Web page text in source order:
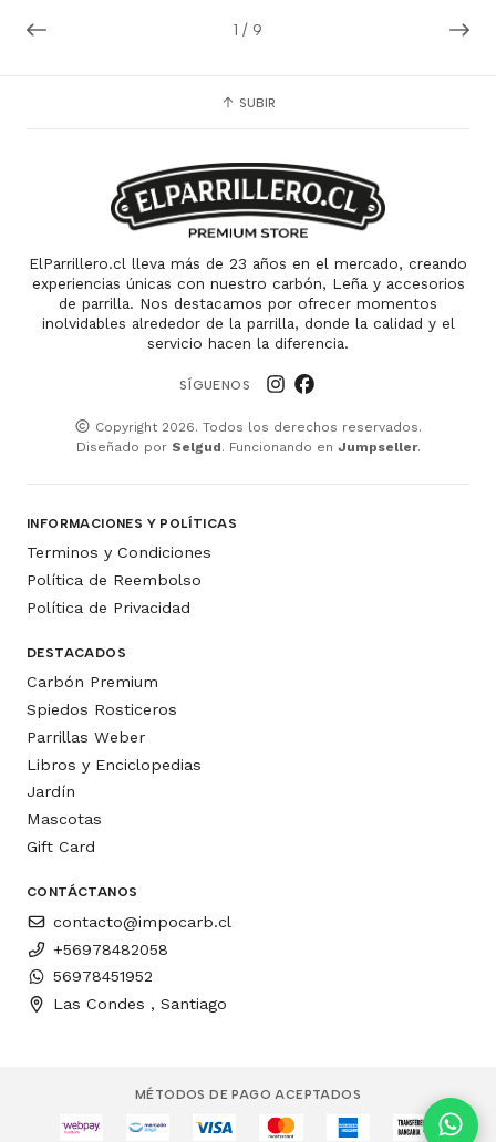
1 / 9
SUBIR
ElParrillero.cl lleva más de 23 años en el mercado, creando
experiencias únicas con nuestro carbón, Leña y accesorios
de parrilla. Nos destacamos por ofrecer momentos
inolvidables alrededor de la parrilla, donde la calidad y el
servicio hacen la diferencia.
SÍGUENOS
Copyright 2026. Todos los derechos reservados.
Diseñado por Selgud. Funcionando en Jumpseller.
INFORMACIONES Y POLÍTICAS
Terminos y Condiciones
Política de Reembolso
Política de Privacidad
DESTACADOS
Carbón Premium
Spiedos Rosticeros
Parrillas Weber
Libros y Enciclopedias
Jardín
Mascotas
Gift Card
CONTÁCTANOS
contacto@impocarb.cl
+56978482058
56978451952
Las Condes , Santiago
MÉTODOS DE PAGO ACEPTADOS